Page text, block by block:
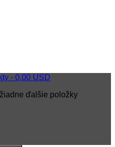
- 0,00 USD
ďalšie položky